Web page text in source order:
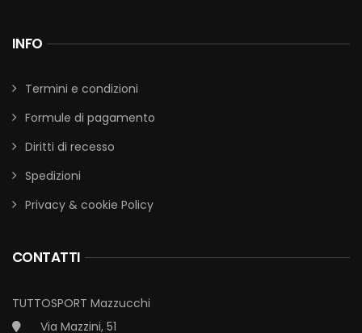
INFO
Termini e condizioni
Formule di pagamento
Diritti di recesso
Spedizioni
Privacy & cookie Policy
CONTATTI
TUTTOSPORT Mazzucchi
Via Mazzini, 51